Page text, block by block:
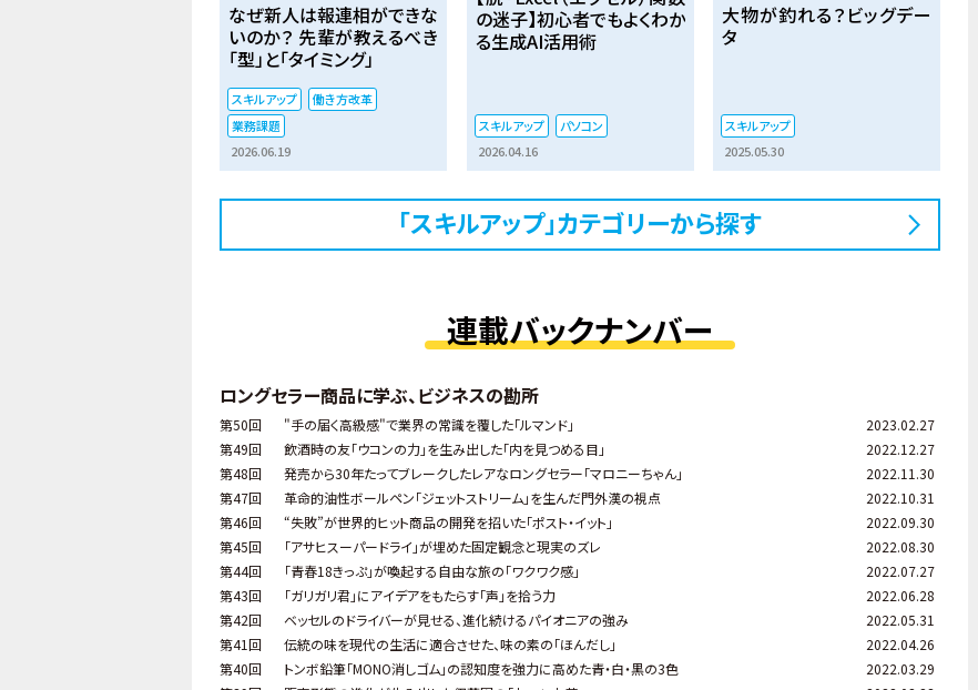
なぜ新人は報連相ができな
いのか？ 先輩が教えるべき
「型」と「タイミング」
スキルアップ
働き方改革
業務課題
2026.06.19
の迷子】初心者でもよくわか
る生成AI活用術
スキルアップ
パソコン
2026.04.16
大物が釣れる？ビッグデー
タ
スキルアップ
2025.05.30
「スキルアップ」カテゴリーから探す
連載バックナンバー
ロングセラー商品に学ぶ、ビジネスの勘所
第50回 "手の届く高級感"で業界の常識を覆した「ルマンド」
2023.02.27
第49回
飲酒時の友「ウコンの力」を生み出した「内を見つめる目」
2022.12.27
第48回
発売から30年たってブレークしたレアなロングセラー「マロニーちゃん」
2022.11.30
第47回
革命的油性ボールペン「ジェットストリーム」を生んだ門外漢の視点
2022.10.31
第46回
“失敗”が世界的ヒット商品の開発を招いた「ポスト・イット」
2022.09.30
第45回
「アサヒスーパードライ」が埋めた固定観念と現実のズレ
2022.08.30
第44回
「青春18きっぷ」が喚起する自由な旅の「ワクワク感」
2022.07.27
第43回
「ガリガリ君」にアイデアをもたらす「声」を拾う力
2022.06.28
第42回
ベッセルのドライバーが見せる、進化続けるパイオニアの強み
2022.05.31
第41回
伝統の味を現代の生活に適合させた、味の素の「ほんだし」
2022.04.26
第40回
トンボ鉛筆「MONO消しゴム」の認知度を強力に高めた青・白・黒の3色
2022.03.29